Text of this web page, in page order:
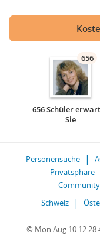
656
656 Schüler
Sie
Personensuche
Privatsphäre
Schweiz
© Mon Aug 10